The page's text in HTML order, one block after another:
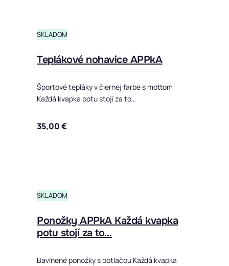
SKLADOM
Teplákové nohavice APPkA
Športové tepláky v čiernej farbe s mottom
Každá kvapka potu stojí za to…
35,00€
SKLADOM
Ponožky APPkA Každá kvapka
potu stojí za to…
Bavlnené ponožky s potlačou Každá kvapka